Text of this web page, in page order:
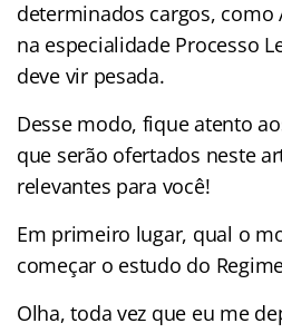
determinados cargos, como
na especialidade Processo
deve vir pesada.
Desse modo, fique atento
que serão ofertados neste
relevantes para você!
Em primeiro lugar, qual o
começar o estudo do
Olha, toda vez que eu me